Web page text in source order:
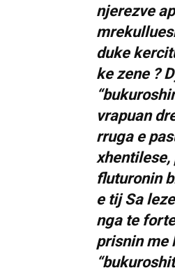
njerezve
duke
ke zene ?
vrapuan
rruga e
xhentilese,
fluturonin
e tij Sa
nga te
prisnin me